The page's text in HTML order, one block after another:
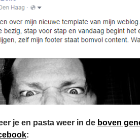
je en pasta weer in de boven
: